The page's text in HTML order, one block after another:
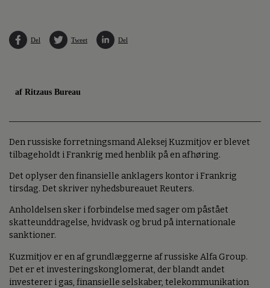
Del Tweet Del
af Ritzaus Bureau
Den russiske forretningsmand Aleksej Kuzmitjov er blevet
tilbageholdt i Frankrig med henblik på en afhøring.
Det oplyser den finansielle anklagers kontor i Frankrig
tirsdag. Det skriver nyhedsbureauet Reuters.
Anholdelsen sker i forbindelse med sager om påstået
skatteunddragelse, hvidvask og brud på internationale
sanktioner.
Kuzmitjov er en af grundlæggerne af russiske Alfa Group.
Det er et investeringskonglomerat, der blandt andet
investerer i gas, finansielle selskaber, telekommunikation